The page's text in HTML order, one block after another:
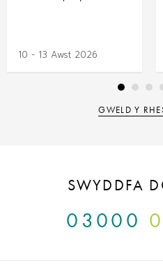
10 - 13 Awst 2026
GWELD Y
SWYDDFA
03000